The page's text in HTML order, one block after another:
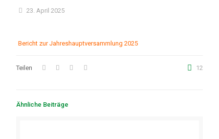
23. April 2025
Bericht zur Jahreshauptversammlung 2025
Teilen 12
Ähnliche Beiträge